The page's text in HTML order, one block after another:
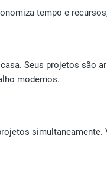
tempo e
Seus projetos são
modernos.